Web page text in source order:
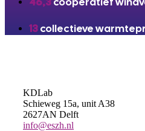
13collectieve
KDLab
Schieweg 15a, unit A38
2627AN Delft
info@eszh.nl